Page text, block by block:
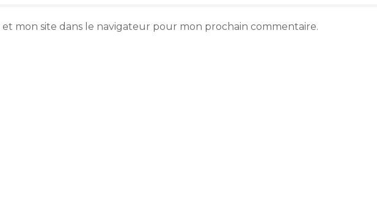
mon site dans le navigateur pour mon prochain commentaire.